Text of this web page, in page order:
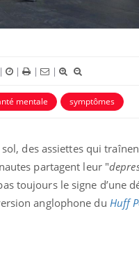
| | | |
mentale symptômes
des assiettes qui
partagent leur "
toujours le signe d’une
anglophone du Huff
pendant
chez un